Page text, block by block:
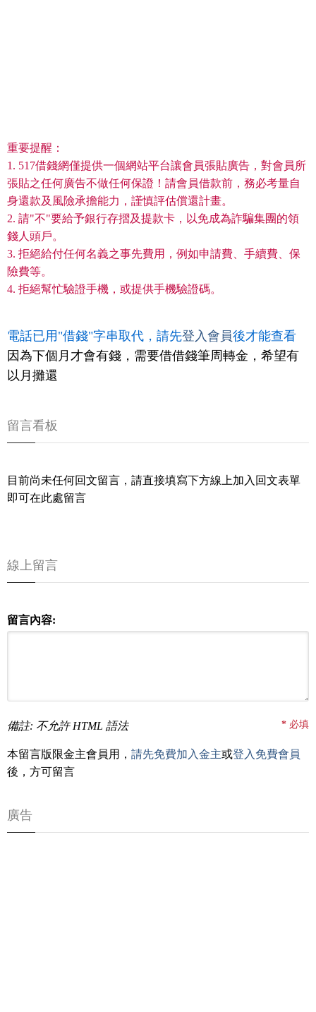
重要提醒：
1. 517借錢網僅提供一個網站平台讓會員張貼廣告，對會員所
張貼之任何廣告不做任何保證！請會員借款前，務必考量自
身還款及風險承擔能力，謹慎評估償還計畫。
2. 請"不"要給予銀行存摺及提款卡，以免成為詐騙集團的領
錢人頭戶。
3. 拒絕給付任何名義之事先費用，例如申請費、手續費、保
險費等。
4. 拒絕幫忙驗證手機，或提供手機驗證碼。
電話已用"借錢"字串取代，請先登入會員後才能查看
因為下個月才會有錢，需要借借錢筆周轉金，希望有
以月攤還
留言看板
目前尚未任何回文留言，請直接填寫下方線上加入回文表單
即可在此處留言
線上留言
留言內容:
備註: 不允許 HTML 語法 * 必填
本留言版限金主會員用， 請先免費加入金主或登入免費會員
後，方可留言
廣告